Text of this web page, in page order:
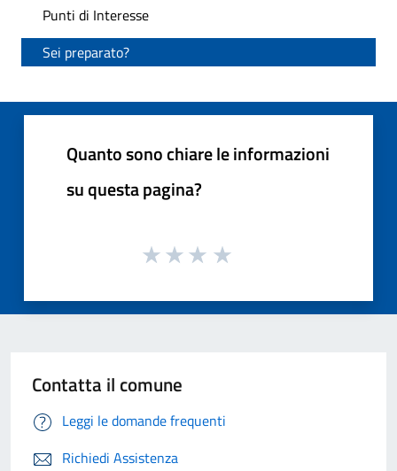
Punti di Interesse
Sei preparato?
Quanto sono chiare le informazioni
su questa pagina?
Contatta il comune
Leggi le domande frequenti
Richiedi Assistenza